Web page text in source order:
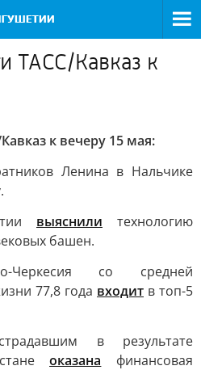
ТАСС/Кавказ к
к вечеру 15 мая:
Ленина в Нальчике
выяснили технологию
башен.
Черкесия со средней
77,8 года входит в топ-5
в результате
оказана финансовая